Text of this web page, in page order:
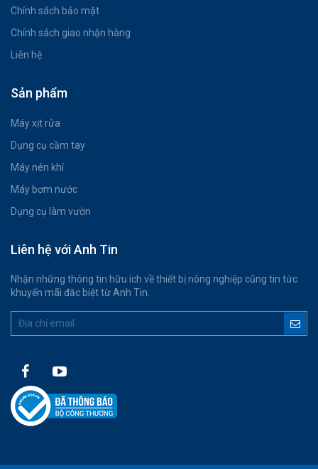
Chính sách bảo mật
Chính sách giao nhận hàng
Liên hệ
Sản phẩm
Máy xịt rửa
Dụng cụ cầm tay
Máy nén khí
Máy bơm nước
Dụng cụ làm vườn
Liên hệ với Anh Tin
Nhận những thông tin hữu ích về thiết bị nông nghiệp cũng tin tức
khuyến mãi đặc biệt từ Anh Tin.